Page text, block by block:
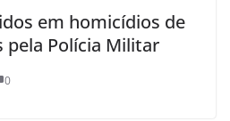
em homicídios de
pela Polícia Militar
0